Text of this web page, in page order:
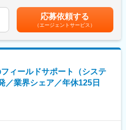
適なソリューションを提供しています
業務
検査に関わる病院関係者の様々な意見
業務の最適化・効率化を実現できるよ
で1～2週間リハーサルを繰り返し、導
なりますが、中規模案件であれば、4名
残業手当＞有＜給与補足＞※グレード
体系。※管理職待遇となる場合、別途相
接評価に基づき決定。■昇給：年1回
社業績・個人評価連動）賃金はあくま
考を通じて上下する可能性がありま
応募依頼する
（エージェントサービス）
ィールドサポート（システ
／業界シェア／年休125日